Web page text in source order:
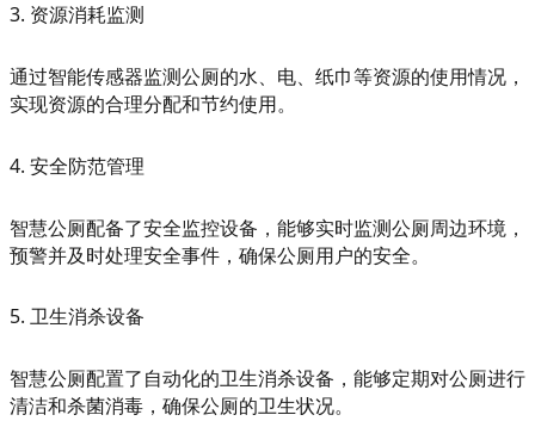
3. 资源消耗监测
通过智能传感器监测公厕的水、电、纸巾等资源的使用情况，
实现资源的合理分配和节约使用。
4. 安全防范管理
智慧公厕配备了安全监控设备，能够实时监测公厕周边环境，
预警并及时处理安全事件，确保公厕用户的安全。
5. 卫生消杀设备
智慧公厕配置了自动化的卫生消杀设备，能够定期对公厕进行
清洁和杀菌消毒，确保公厕的卫生状况。